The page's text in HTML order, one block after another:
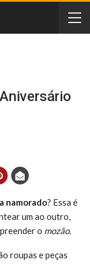
namorado? Essa é
um ao outro,
o mozão.
roupas e peças